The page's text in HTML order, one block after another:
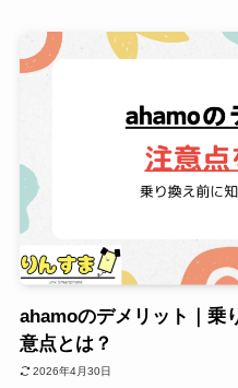
ahamoのデメリット｜乗
意点とは？
2026年4月30日